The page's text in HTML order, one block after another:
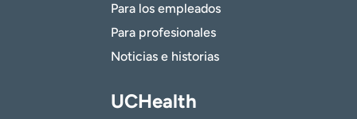
Para los empleados
Para profesionales
Noticias e historias
UCHealth